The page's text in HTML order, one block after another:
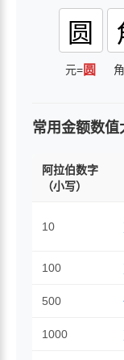
圆
元=圆
常用金额数值
阿拉伯数字
（小写）
10
100
500
1000